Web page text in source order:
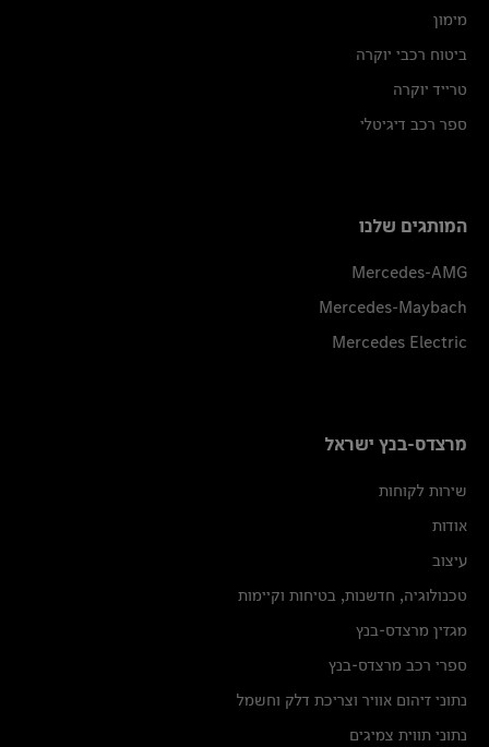
מימון
ביטוח רכבי יוקרה
טרייד יוקרה
ספר רכב דיגיטלי
המותגים שלנו
Mercedes-AMG
Mercedes-Maybach
Mercedes Electric
מרצדס-בנץ ישראל
שירות לקוחות
אודות
עיצוב
טכנולוגיה, חדשנות, בטיחות וקיימות
מגזין מרצדס-בנץ
ספרי רכב מרצדס-בנץ
נתוני זיהום אוויר וצריכת דלק וחשמל
נתוני תווית צמיגים